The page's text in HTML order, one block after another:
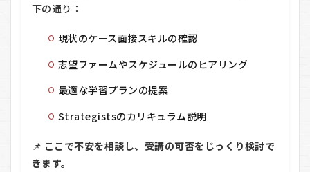
下の通り：
現状のケース面接スキルの確認
志望ファームやスケジュールのヒアリング
最適な学習プランの提案
Strategistsのカリキュラム説明
📌 ここで不安を相談し、受講の可否をじっくり検討で
きます。